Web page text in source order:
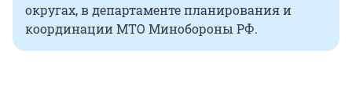
округах, в департаменте планирования и
координации МТО Минобороны РФ.